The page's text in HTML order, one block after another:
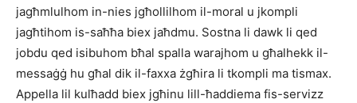
jagħmlulhom in-nies jgħollilhom il-moral u jkompli
jagħtihom is-saħħa biex jaħdmu. Sostna li dawk li qed
jobdu qed isibuhom bħal spalla warajhom u għalhekk il-
messaġġ hu għal dik il-faxxa żgħira li tkompli ma tismax.
Appella lil kulħadd biex jgħinu lill-ħaddiema fis-servizz